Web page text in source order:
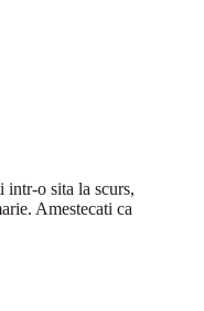
intr-o sita la scurs,
Amestecati ca